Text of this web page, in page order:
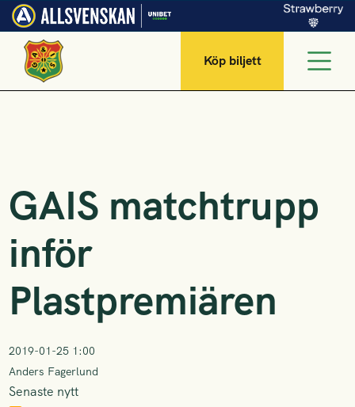
Köp biljett
GAIS matchtrupp
inför
Plastpremiären
2019-01-25 1:00
Anders Fagerlund
Senaste nytt